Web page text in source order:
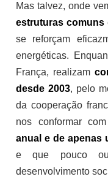
Mas talvez, onde
estruturas comuns
se reforçam
energéticas.
França, realizam
desde 2003, pelo
da cooperação
nos conformar com
anual e de apenas
e que pouco
desenvolvimento